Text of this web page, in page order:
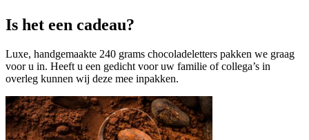
Is het een cadeau?
Luxe, handgemaakte 240 grams chocoladeletters pakken we graag
voor u in. Heeft u een gedicht voor uw familie of collega’s in
overleg kunnen wij deze mee inpakken.